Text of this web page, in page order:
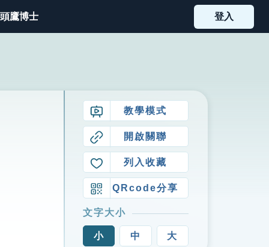
鷹博士 登入
教學模式
開啟關聯
列入收藏
QRcode分享
文字大小
小 中 大